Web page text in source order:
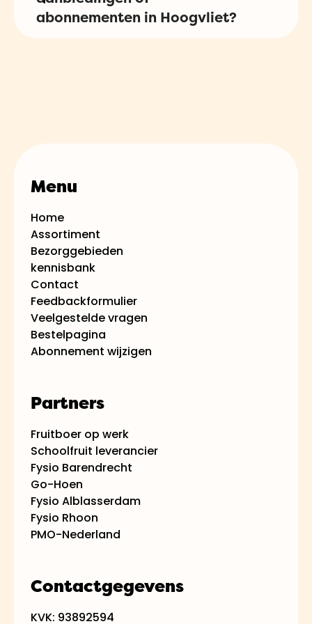
abonnement samen.
abonnementen in Hoogvliet?
en kortingen.
Menu
Home
Assortiment
Bezorggebieden
kennisbank
Contact
Feedbackformulier
Veelgestelde vragen
Bestelpagina
Abonnement wijzigen
Contactgegevens
KVK: 93892594
Partners
Fruitboer op werk
Schoolfruit leverancier
Fysio Barendrecht
Go-Hoen
Fysio Alblasserdam
Fysio Rhoon
PMO-Nederland